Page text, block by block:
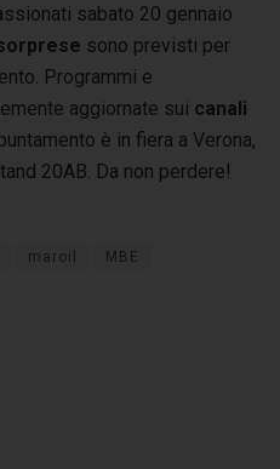
sabato 20 gennaio
sono previsti per
Programmi e
aggiornate sui canali
è in fiera a Verona,
20AB. Da non perdere!
maroil MBE